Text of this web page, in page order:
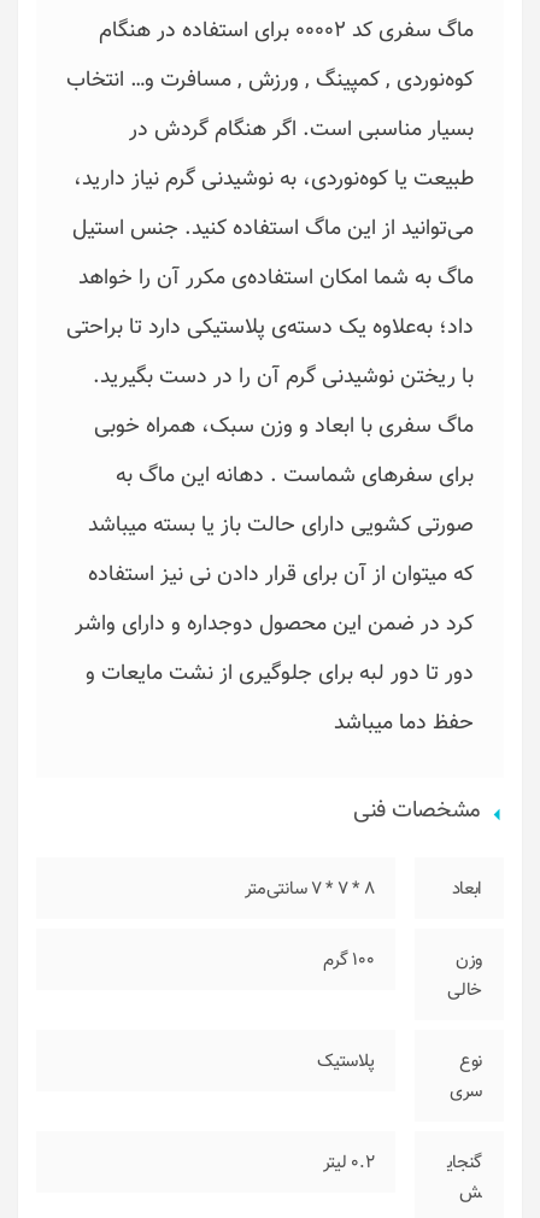
ماگ سفری کد 00002 برای استفاده در هنگام
کوه‌نوردی , کمپینگ , ورزش , مسافرت و… انتخاب
بسیار مناسبی است. اگر هنگام گردش در
طبیعت یا کوه‌نوردی، به نوشیدنی گرم نیاز دارید،
می‌توانید از این ماگ استفاده کنید. جنس استیل
ماگ به شما امکان استفاده‌ی مکرر آن را خواهد
داد؛ به‌علاوه یک دسته‌ی پلاستیکی دارد تا براحتی
با ریختن نوشیدنی گرم آن را در دست بگیرید.
ماگ سفری با ابعاد و وزن سبک، همراه خوبی
برای سفرهای شماست . دهانه این ماگ به
صورتی کشویی دارای حالت باز یا بسته میباشد
که میتوان از آن برای قرار دادن نی نیز استفاده
کرد در ضمن این محصول دوجداره و دارای واشر
دور تا دور لبه برای جلوگیری از نشت مایعات و
حفظ دما میباشد
مشخصات فنی
ابعاد 8 * 7 * 7 سانتی‌متر
وزن
خالی
100 گرم
نوع
سری
پلاستیک
گنجای
ش
0.2 لیتر